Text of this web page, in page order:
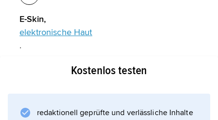
E-Skin,
elektronische Haut
.
Kostenlos testen
redaktionell geprüfte und verlässliche Inhalte